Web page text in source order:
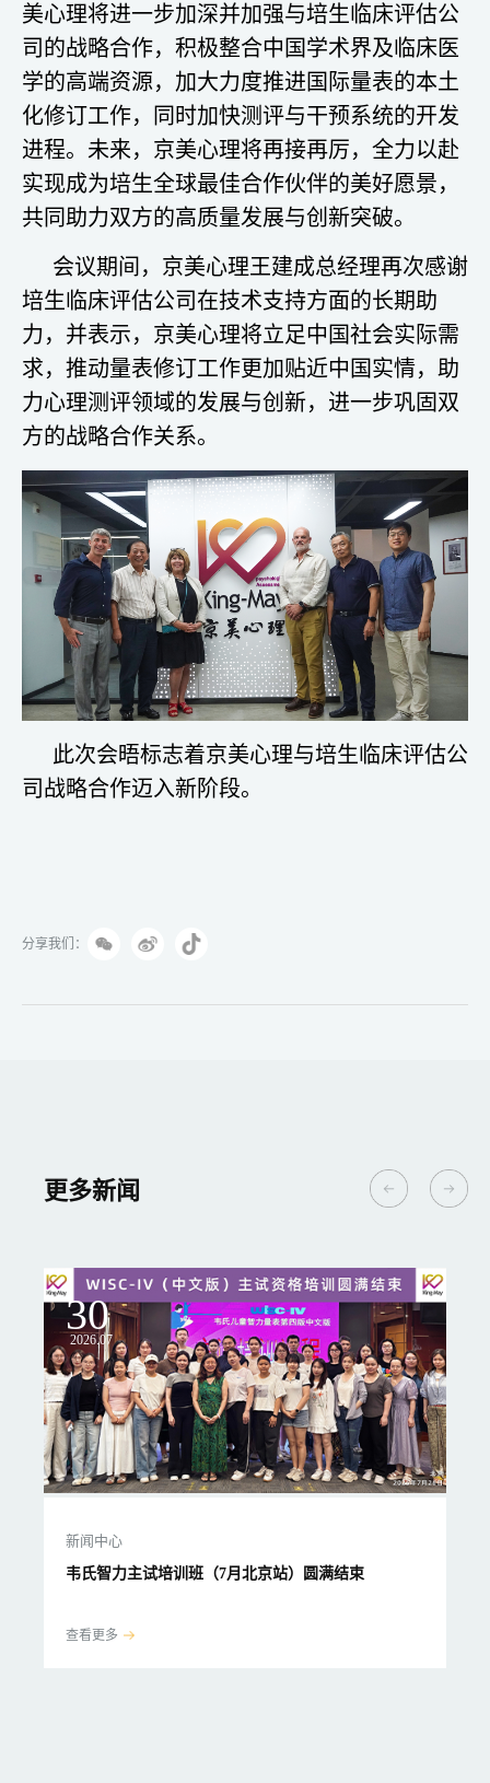
美心理将进一步加深并加强与培生临床评估公
司的战略合作，积极整合中国学术界及临床医
学的高端资源，加大力度推进国际量表的本土
化修订工作，同时加快测评与干预系统的开发
进程。未来，京美心理将再接再厉，全力以赴
实现成为培生全球最佳合作伙伴的美好愿景，
共同助力双方的高质量发展与创新突破。
会议期间，京美心理王建成总经理再次感谢
培生临床评估公司在技术支持方面的长期助
力，并表示，京美心理将立足中国社会实际需
求，推动量表修订工作更加贴近中国实情，助
力心理测评领域的发展与创新，进一步巩固双
方的战略合作关系。
此次会晤标志着京美心理与培生临床评估公
司战略合作迈入新阶段。
分享我们：
更多新闻
30
2026.07
新闻中心
韦氏智力主试培训班（7月北京站）圆满结束
查看更多